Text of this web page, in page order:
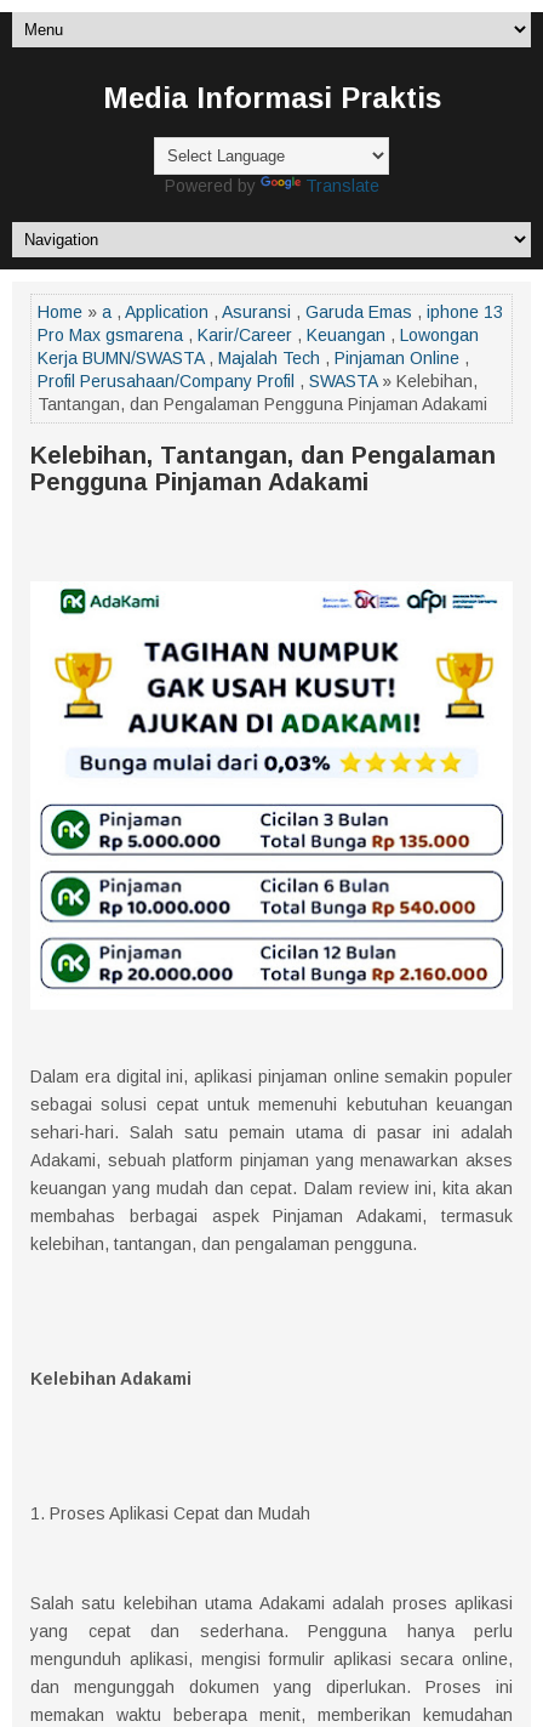
Media Informasi Praktis
Powered by Translate
Home » a , Application , Asuransi , Garuda Emas , iphone 13
Pro Max gsmarena , Karir/Career , Keuangan , Lowongan
Kerja BUMN/SWASTA, Majalah Tech , Pinjaman Online ,
Profil Perusahaan/Company Profil , SWASTA» Kelebihan,
Tantangan, dan Pengalaman Pengguna Pinjaman Adakami
Kelebihan, Tantangan, dan Pengalaman
Pengguna Pinjaman Adakami
Dalam era digital ini, aplikasi pinjaman online semakin populer
sebagai solusi cepat untuk memenuhi kebutuhan keuangan
sehari-hari. Salah satu pemain utama di pasar ini adalah
Adakami, sebuah platform pinjaman yang menawarkan akses
keuangan yang mudah dan cepat. Dalam review ini, kita akan
membahas berbagai aspek Pinjaman Adakami, termasuk
kelebihan, tantangan, dan pengalaman pengguna.
Kelebihan Adakami
1. Proses Aplikasi Cepat dan Mudah
Salah satu kelebihan utama Adakami adalah proses aplikasi
yang cepat dan sederhana. Pengguna hanya perlu
mengunduh aplikasi, mengisi formulir aplikasi secara online,
dan mengunggah dokumen yang diperlukan. Proses ini
memakan waktu beberapa menit, memberikan kemudahan